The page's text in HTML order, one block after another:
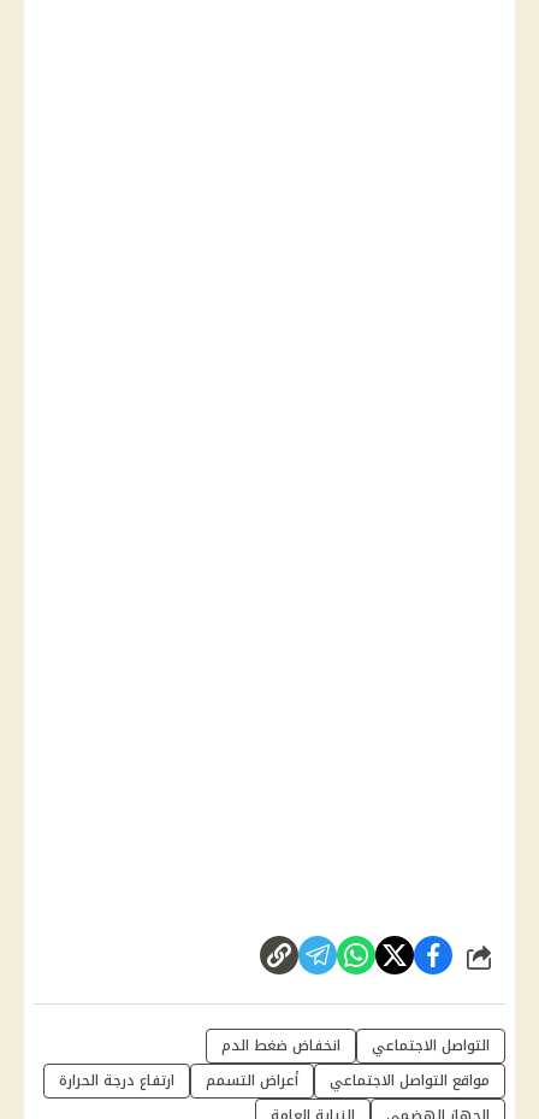
شارك
التواصل الاجتماعي
انخفاض ضغط الدم
مواقع التواصل الاجتماعي
أعراض التسمم
ارتفاع درجة الحرارة